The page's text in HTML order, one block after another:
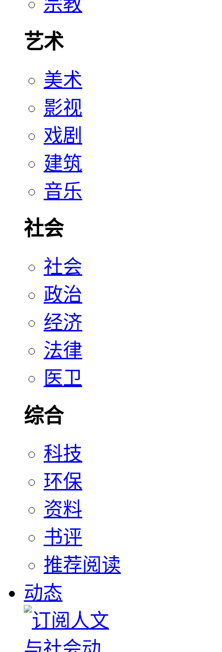
艺术
美术
影视
戏剧
建筑
音乐
社会
社会
政治
经济
法律
医卫
综合
科技
环保
资料
书评
推荐阅读
动态